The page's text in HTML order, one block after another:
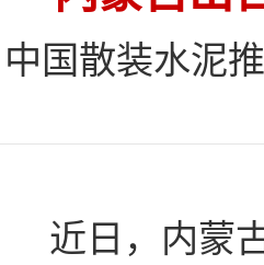
中国散装水泥
近日，内蒙古